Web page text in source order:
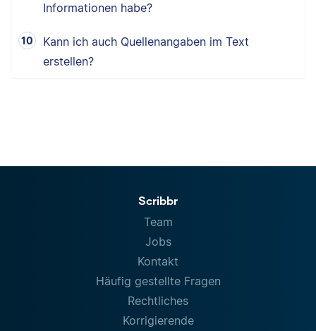
Informationen habe?
Kann ich auch Quellenangaben im Text
erstellen?
Scribbr
Team
Jobs
Kontakt
Häufig gestellte Fragen
Rechtliches
Korrigierende